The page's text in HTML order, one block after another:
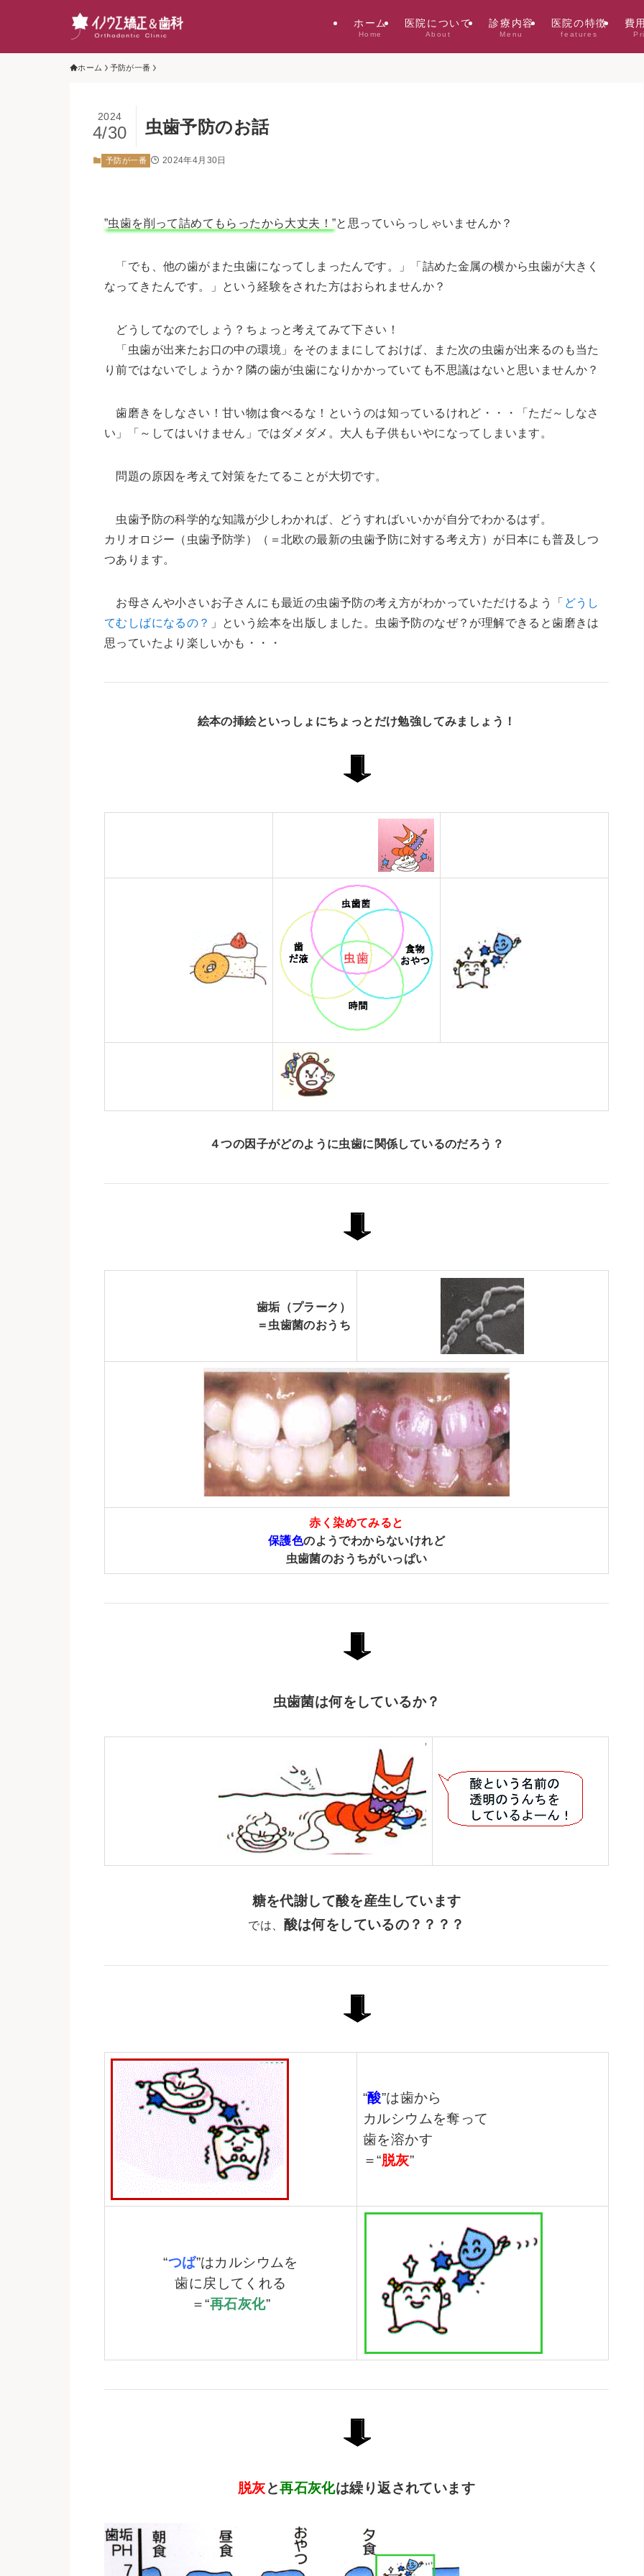
ホーム
Home
医院について
About
診療内容
Menu
医院の特徴
features
費
ホーム 予防が一番
虫歯予防のお話
2024
4/30
予防が一番 2024年4月30日
”虫歯を削って詰めてもらったから大丈夫！”と思っていらっしゃいませんか？
「でも、他の歯がまた虫歯になってしまったんです。」「詰めた金属の横から虫歯が大きく
なってきたんです。」という経験をされた方はおられませんか？
どうしてなのでしょう？ちょっと考えてみて下さい！
「虫歯が出来たお口の中の環境」をそのままにしておけば、また次の虫歯が出来るのも当た
り前ではないでしょうか？隣の歯が虫歯になりかかっていても不思議はないと思いませんか？
歯磨きをしなさい！甘い物は食べるな！というのは知っているけれど・・・「ただ～しなさ
い」「～してはいけません」ではダメダメ。大人も子供もいやになってしまいます。
問題の原因を考えて対策をたてることが大切です。
虫歯予防の科学的な知識が少しわかれば、どうすればいいかが自分でわかるはず。
カリオロジー（虫歯予防学）（＝北欧の最新の虫歯予防に対する考え方）が日本にも普及しつ
つあります。
お母さんや小さいお子さんにも最近の虫歯予防の考え方がわかっていただけるよう「 どうし
てむしばになるの？
」という絵本を出版しました。虫歯予防のなぜ？が理解できると歯磨きは
思っていたより楽しいかも・・・
絵本の挿絵といっしょにちょっとだけ勉強してみましょう！
４つの因子がどのように虫歯に関係しているのだろう？
歯垢（プラーク）
＝虫歯菌のおうち
赤く染めてみると
保護色のようでわからないけれど
虫歯菌のおうちがいっぱい
虫歯菌は何をしているか？
糖を代謝して酸を産生しています
では、 酸は何をしているの？？？？
“酸”は歯から
カルシウムを奪って
歯を溶かす
＝“脱灰”
“つば”はカルシウムを
歯に戻してくれる
＝“再石灰化”
脱灰と再石灰化は繰り返されています